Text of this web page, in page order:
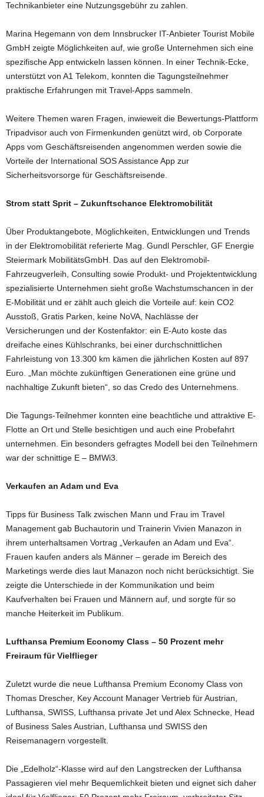
Technikanbieter eine Nutzungsgebühr zu zahlen.
Marina Hegemann von dem Innsbrucker IT-Anbieter Tourist Mobile
GmbH zeigte Möglichkeiten auf, wie große Unternehmen sich eine
spezifische App entwickeln lassen können. In einer Technik-Ecke,
unterstützt von A1 Telekom, konnten die Tagungsteilnehmer
praktische Erfahrungen mit Travel-Apps sammeln.
Weitere Themen waren Fragen, inwieweit die Bewertungs-Plattform
Tripadvisor auch von Firmenkunden genützt wird, ob Corporate
Apps vom Geschäftsreisenden angenommen werden sowie die
Vorteile der International SOS Assistance App zur
Sicherheitsvorsorge für Geschäftsreisende.
Strom statt Sprit – Zukunftschance Elektromobilität
Über Produktangebote, Möglichkeiten, Entwicklungen und Trends
in der Elektromobilität referierte Mag. Gundl Perschler, GF Energie
Steiermark MobilitätsGmbH. Das auf den Elektromobil-
Fahrzeugverleih, Consulting sowie Produkt- und Projektentwicklung
spezialisierte Unternehmen sieht große Wachstumschancen in der
E-Mobilität und er zählt auch gleich die Vorteile auf: kein CO2
Ausstoß, Gratis Parken, keine NoVA, Nachlässe der
Versicherungen und der Kostenfaktor: ein E-Auto koste das
dreifache eines Kühlschranks, bei einer durchschnittlichen
Fahrleistung von 13.300 km kämen die jährlichen Kosten auf 897
Euro. „Man möchte zukünftigen Generationen eine grüne und
nachhaltige Zukunft bieten“, so das Credo des Unternehmens.
Die Tagungs-Teilnehmer konnten eine beachtliche und attraktive E-
Flotte an Ort und Stelle besichtigen und auch eine Probefahrt
unternehmen. Ein besonders gefragtes Modell bei den Teilnehmern
war der schnittige E – BMWi3.
Verkaufen an Adam und Eva
Tipps für Business Talk zwischen Mann und Frau im Travel
Management gab Buchautorin und Trainerin Vivien Manazon in
ihrem unterhaltsamen Vortrag „Verkaufen an Adam und Eva“.
Frauen kaufen anders als Männer – gerade im Bereich des
Marketings werde dies laut Manazon noch nicht berücksichtigt. Sie
zeigte die Unterschiede in der Kommunikation und beim
Kaufverhalten bei Frauen und Männern auf, und sorgte für so
manche Heiterkeit im Publikum.
Lufthansa Premium Economy Class – 50 Prozent mehr
Freiraum für Vielflieger
Zuletzt wurde die neue Lufthansa Premium Economy Class von
Thomas Drescher, Key Account Manager Vertrieb für Austrian,
Lufthansa, SWISS, Lufthansa private Jet und Alex Schnecke, Head
of Business Sales Austrian, Lufthansa und SWISS den
Reisemanagern vorgestellt.
Die „Edelholz“-Klasse wird auf den Langstrecken der Lufthansa
Passagieren viel mehr Bequemlichkeit bieten und eignet sich daher